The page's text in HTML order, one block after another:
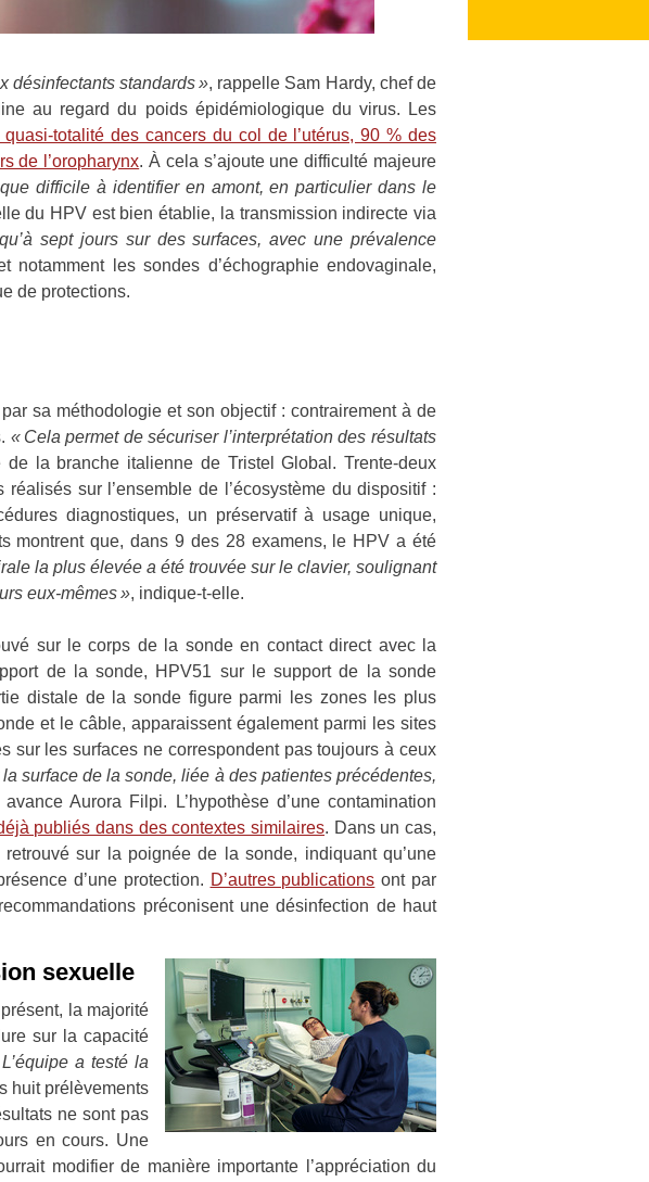
désinfectants standards », rappelle Sam Hardy, chef de
au regard du poids épidémiologique du virus. Les
totalité des cancers du col de l’utérus, 90 % des
de l’oropharynx. À cela s’ajoute une difficulté majeure
difficile à identifier en amont, en particulier dans le
du HPV est bien établie, la transmission indirecte via
sept jours sur des surfaces, avec une prévalence
les sondes d’échographie endovaginale,
de protections.
sa méthodologie et son objectif : contrairement à de
« Cela permet de sécuriser l’interprétation des résultats
la branche italienne de Tristel Global. Trente-deux
sur l’ensemble de l’écosystème du dispositif :
diagnostiques, un préservatif à usage unique,
montrent que, dans 9 des 28 examens, le HPV a été
la plus élevée a été trouvée sur le clavier, soulignant
eux-mêmes », indique-t-elle.
sur le corps de la sonde en contact direct avec la
de la sonde, HPV51 sur le support de la sonde
distale de la sonde figure parmi les zones les plus
et le câble, apparaissent également parmi les sites
sur les surfaces ne correspondent pas toujours à ceux
surface de la sonde, liée à des patientes précédentes,
avance Aurora Filpi. L’hypothèse d’une contamination
publiés dans des contextes similaires. Dans un cas,
sur la poignée de la sonde, indiquant qu’une
d’une protection. D’autres publications ont par
préconisent une désinfection de haut
sexuelle
la majorité
sur la capacité
L’équipe a testé la
huit prélèvements
ne sont pas
en cours. Une
modifier de manière importante l’appréciation du